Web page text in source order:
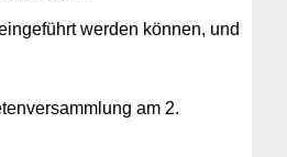
werden können, und
am 2.